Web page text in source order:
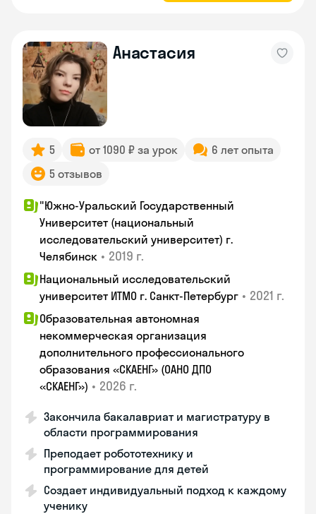
Анастасия
5 от 1090 ₽ за урок
6 лет опыта
5 отзывов
"Южно-Уральский Государственный
Университет (национальный
исследовательский университет) г.
Челябинск • 2019 г.
Национальный исследовательский
университет ИТМО г. Санкт-Петербург • 2021 г.
Образовательная автономная
некоммерческая организация
дополнительного профессионального
образования «СКАЕНГ» (ОАНО ДПО
«СКАЕНГ») • 2026 г.
Закончила бакалавриат и магистратуру в
области программирования
Преподает робототехнику и
программирование для детей
Создает индивидуальный подход к каждому
ученику